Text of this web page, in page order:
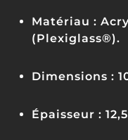
Matériau :
(Plexiglass®).
Dimensions :
Épaisseur :